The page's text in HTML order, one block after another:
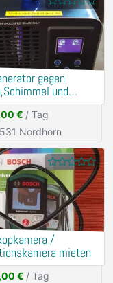
gegen
und
€ / Tag
Nordhorn
/
mieten
€ / Tag